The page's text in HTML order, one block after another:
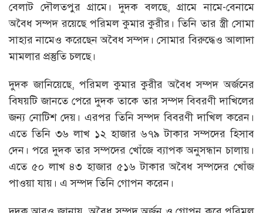
বেলাট দৌলতপুর গ্রামে। দুদক বলছে, গ্রামে নামে-বেনামে
অবৈধ সম্পদ রয়েছে পরিমল কুমার কুরীর। তিনি তার স্ত্রী সোমা
সাহার নামেও করেছেন অবৈধ সম্পদ। সোমার বিরুদ্ধেও আলাদা
মামলার প্রস্তুতি চলছে।
দুদক জানিয়েছে, পরিমল কুমার কুরীর অবৈধ সম্পদ অর্জনের
বিষয়টি জানতে পেরে দুদক তাকে তার সম্পদ বিবরণী দাখিলের
জন্য নোটিশ দেয়। এরপর তিনি সম্পদ বিবরণী দাখিল করেন।
এতে তিনি ৩৬ লাখ ১২ হাজার ৬৭৯ টাকার সম্পদের হিসাব
দেন। পরে দুদক তার সম্পদের খোঁজে ব্যাপক অনুসন্ধান চালায়।
এতে ৫০ লাখ ৪৩ হাজার ৫১৬ টাকার অবৈধ সম্পদের খোঁজ
পাওয়া যায়। এ সম্পদ তিনি গোপন করেন।